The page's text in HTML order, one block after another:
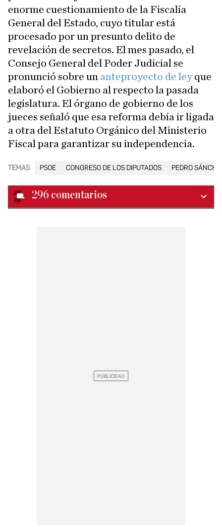
enorme cuestionamiento de la Fiscalía
General del Estado, cuyo titular está
procesado por un presunto delito de
revelación de secretos. El mes pasado, el
Consejo General del Poder Judicial se
pronunció sobre un anteproyecto de leyque
elaboró el Gobierno al respecto la pasada
legislatura. El órgano de gobierno de los
jueces señaló que esa reforma debía ir ligada
a otra del Estatuto Orgánico del Ministerio
Fiscal para garantizar su independencia.
TEMAS PSOE CONGRESO DE LOS DIPUTADOS PEDRO
296 comentarios